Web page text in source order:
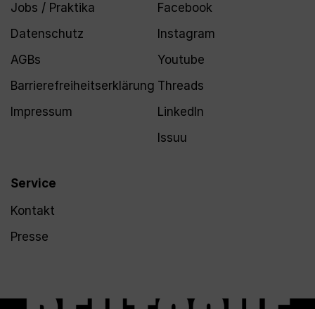
Jobs / Praktika
Datenschutz
AGBs
Barrierefreiheitserklärung
Impressum
Service
Kontakt
Presse
Facebook
Instagram
Youtube
Threads
LinkedIn
Issuu